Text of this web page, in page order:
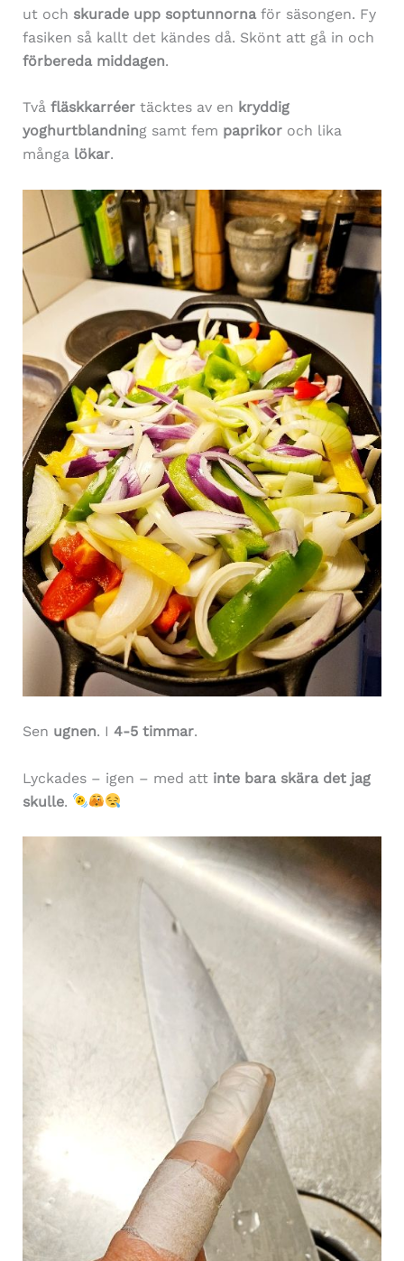
ut och skurade upp soptunnorna för säsongen. Fy
fasiken så kallt det kändes då. Skönt att gå in och
förbereda middagen.
Två fläskkarréertäcktes av en kryddig
yoghurtblandning samt fem paprikoroch lika
många lökar.
Sen ugnen. I 4-5 timmar.
Lyckades – igen – med att inte bara skära det jag
skulle.